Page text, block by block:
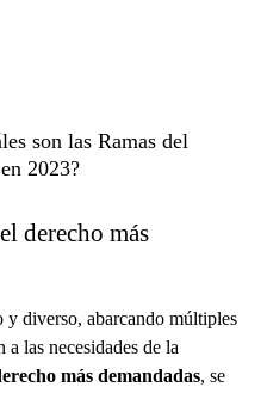
son las Ramas del
2023?
derecho más
diverso, abarcando múltiples
a las necesidades de la
más demandadas, se